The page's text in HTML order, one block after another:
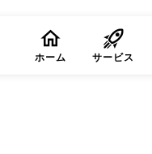
ホーム サービス